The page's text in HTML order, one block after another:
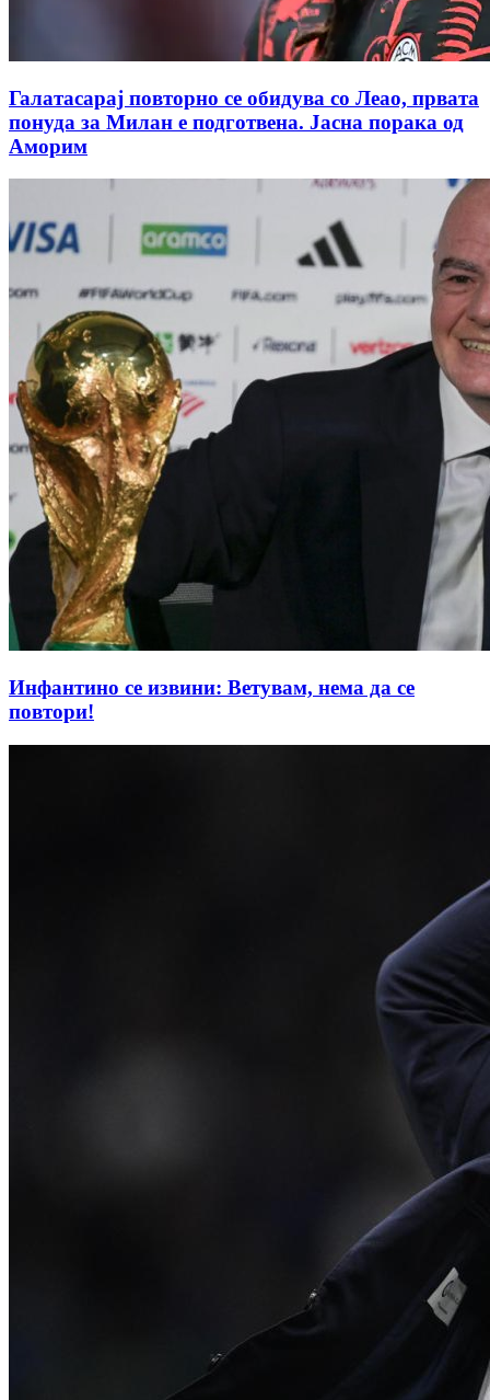
Галатасарај повторно се обидува со Леао, првата
понуда за Милан е подготвена. Јасна порака од
Аморим
Инфантино се извини: Ветувам, нема да се
повтори!